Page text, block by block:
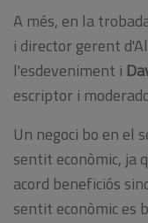
A més, en la
i director gerent
l'esdeveniment i
escriptor i
Un negoci bo en el
sentit econòmic, ja
acord beneficiós
sentit econòmices